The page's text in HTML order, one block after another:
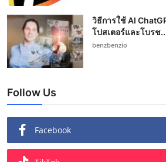
วิธีการใช้ AI
โปสเตอร์และโบรช
benzbenzio
Follow Us
Facebook